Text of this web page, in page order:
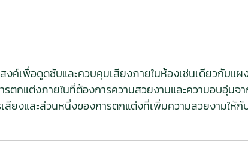
ค์เพื่อดูดซับและควบคุมเสียงภายในห้องเช่นเดียวกับแ
ตกแต่งภายในที่ต้องการความสวยงามและความอบอุ่น
ยงและส่วนหนึ่งของการตกแต่งที่เพิ่มความสวยงามให้